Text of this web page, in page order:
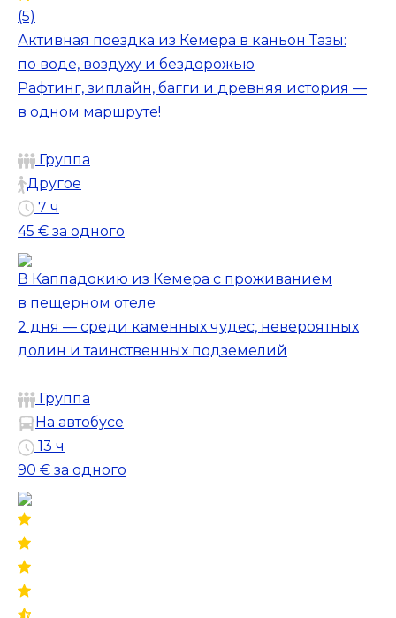
(5)
Активная поездка из Кемера в каньон Тазы:
по воде, воздуху и бездорожью
Рафтинг, зиплайн, багги и древняя история —
в одном маршруте!
Группа
Другое
7 ч
45 € за одного
В Каппадокию из Кемера с проживанием
в пещерном отеле
2 дня — среди каменных чудес, невероятных
долин и таинственных подземелий
Группа
На автобусе
13 ч
90 € за одного